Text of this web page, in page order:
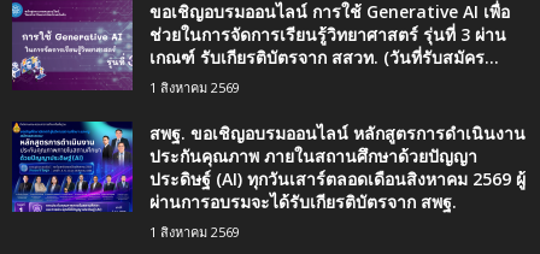
ขอเชิญอบรมออนไลน์ การใช้ Generative AI เพื่อ
ช่วยในการจัดการเรียนรู้วิทยาศาสตร์ รุ่นที่ 3 ผ่าน
เกณฑ์ รับเกียรติบัตรจาก สสวท. (วันที่รับสมัคร...
1 สิงหาคม 2569
สพฐ. ขอเชิญอบรมออนไลน์ หลักสูตรการดำเนินงาน
ประกันคุณภาพ ภายในสถานศึกษาด้วยปัญญา
ประดิษฐ์ (AI) ทุกวันเสาร์ตลอดเดือนสิงหาคม 2569 ผู้
ผ่านการอบรมจะได้รับเกียรติบัตรจาก สพฐ.
1 สิงหาคม 2569